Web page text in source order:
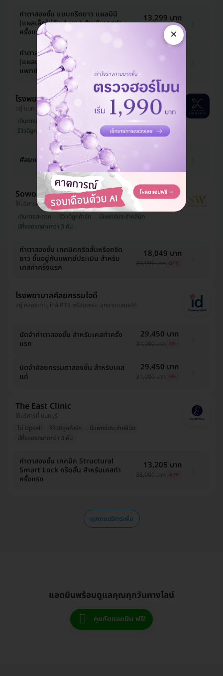
ทำตาสองชั้น แบบกรีดยาว แผลมินิ
(แผลเล็กไม่ถึง 1 ซม.) สำหรับเคสทำ
ครั้งแรกและรีวิว
13,299 บาท
35,000 บาท -62%
ทำตาสองชั้น แบบกรีดยาว แผลมินิ
(แผลเล็กไม่ถึง 1 ซม.) ทำโดยจักษุ
แพทย์ สำหรับเคสทำครั้งแรกและรีวิว
โรงพยาบาลเอเซีย
อยู่ นนทบุรี, ใกล้ แกรนด์โฮม สาขารัตนาธิเบศร์
เดินทางสะดวก
ไม่ Upsell
รีวิวดีลูกค้ารัก
มีแพทย์ประจำคลินิก
ศัลยกรรมตาสองชั้น
Sowon Clinic
ให้บริการที่ ปทุมธานี, บางกะปิ, ห้วยขวาง
เดินทางสะดวก
รีวิวดีลูกค้ารัก
มีแพทย์ประจำคลินิก
มีที่จอดรถมากกว่า 3 คัน
ทำตาสองชั้น เทคนิคกรีดสั้นหรือกรีด
ยาว ขึ้นอยู่กับแพทย์ประเมิน สำหรับ
เคสทำครั้งแรก
18,049 บาท
25,999 บาท -31%
โรงพยาบาลศัลยกรรมไอดี
อยู่ คลองเตย, ใกล้ BTS พร้อมพงษ์, อุทยานเบญจสิริ
มัดจำทำตาสองชั้น สำหรับเคสทำครั้ง
แรก
29,450 บาท
31,000 บาท -5%
มัดจำศัลยกรรมตาสองชั้น สำหรับเคส
แก้
29,450 บาท
31,000 บาท -5%
The East Clinic
ให้บริการที่ นนทบุรี
ไม่ Upsell
รีวิวดีลูกค้ารัก
มีแพทย์ประจำคลินิก
มีที่จอดรถมากกว่า 3 คัน
ทำตาสองชั้น เทคนิค Structural
Smart Lock กรีดสั้น สำหรับเคสทำ
ครั้งแรก
13,205 บาท
35,000 บาท -62%
ดูสถานบริการเพิ่ม
แอดมินพร้อมดูแลคุณทุกวันทางไลน์
คุยกับแอดมิน ฟรี!
×